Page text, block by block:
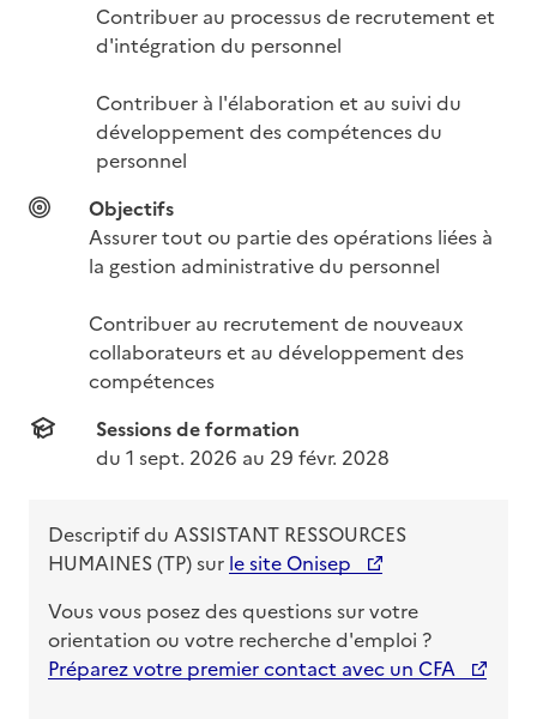
Contribuer au processus de recrutement et
d'intégration du personnel
Contribuer à l'élaboration et au suivi du
développement des compétences du
personnel
Objectifs
Assurer tout ou partie des opérations liées à
la gestion administrative du personnel
Contribuer au recrutement de nouveaux
collaborateurs et au développement des
compétences
Sessions de formation
du 1 sept. 2026 au 29 févr. 2028
Descriptif du ASSISTANT RESSOURCES
HUMAINES (TP)sur le site Onisep
Vous vous posez des questions sur votre
orientation ou votre recherche d'emploi ?
Préparez votre premier contact avec un CFA